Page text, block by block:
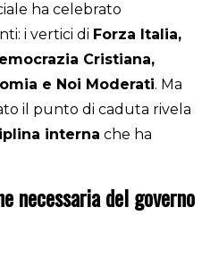
ha celebrato
i vertici di Forza Italia,
Cristiana,
e Noi Moderati. Ma
il punto di caduta rivela
interna che ha
necessaria del governo